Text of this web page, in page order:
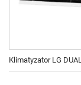
Klimatyzator LG